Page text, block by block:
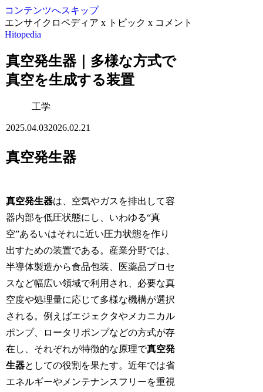
コンテンツへスキップ
エンサイクロペディア x トピック x コメント
Hitopedia
真空発生器｜多様な方式で
真空を生成する装置
工学
2025.04.032026.02.21
真空発生器
真空発生器は、空気やガスを排出して容
器内部を低圧状態にし、いわゆる“真
空”あるいはそれに近い圧力状態を作り
出すための装置である。産業分野では、
半導体製造から食品包装、医薬品プロセ
スなど幅広い領域で利用され、必要な真
空度や処理量に応じて多様な機構が選択
される。例えばエジェクタやメカニカル
ポンプ、ロータリポンプなどの方式が存
在し、それぞれが特徴的な原理で真空発
生器としての役割を果たす。近年では省
エネルギーやメンテナンスフリーを重視